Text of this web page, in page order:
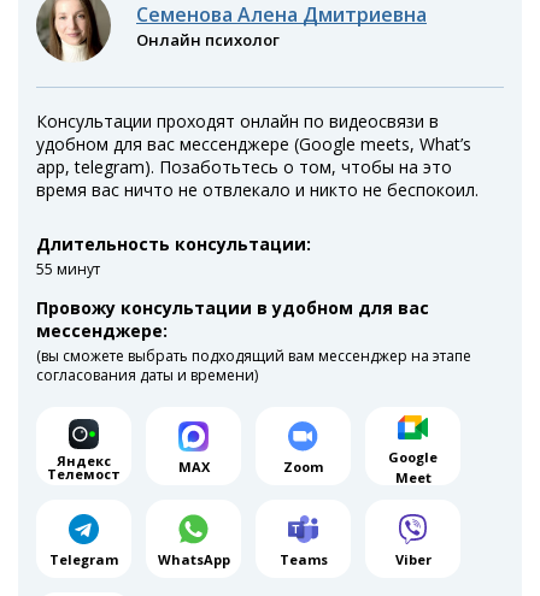
Семенова Алена Дмитриевна
Онлайн психолог
Консультации проходят онлайн по видеосвязи в
удобном для вас мессенджере (Google meets, What’s
app, telegram). Позаботьтесь о том, чтобы на это
время вас ничто не отвлекало и никто не беспокоил.
Длительность консультации:
55 минут
Провожу консультации в удобном для вас
мессенджере:
(вы сможете выбрать подходящий вам мессенджер на этапе
согласования даты и времени)
Яндекс
Телемост MAX Zoom
Google
Meet
Telegram WhatsApp Teams Viber